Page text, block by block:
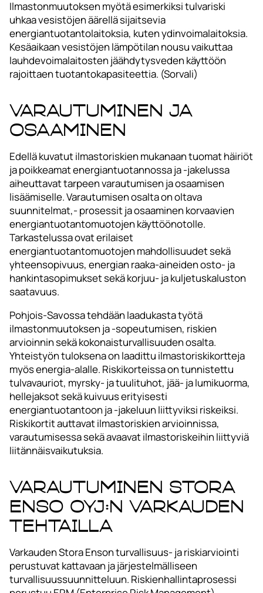
Ilmastonmuutoksen myötä esimerkiksi tulvariski
uhkaa vesistöjen äärellä sijaitsevia
energiantuotantolaitoksia, kuten ydinvoimalaitoksia.
Kesäaikaan vesistöjen lämpötilan nousu vaikuttaa
lauhdevoimalaitosten jäähdytysveden käyttöön
rajoittaen tuotantokapasiteettia. (Sorvali)
Varautuminen ja
osaaminen
Edellä kuvatut ilmastoriskien mukanaan tuomat häiriöt
ja poikkeamat energiantuotannossa ja -jakelussa
aiheuttavat tarpeen varautumisen ja osaamisen
lisäämiselle. Varautumisen osalta on oltava
suunnitelmat,- prosessit ja osaaminen korvaavien
energiantuotantomuotojen käyttöönotolle.
Tarkastelussa ovat erilaiset
energiantuotantomuotojen mahdollisuudet sekä
yhteensopivuus, energian raaka-aineiden osto- ja
hankintasopimukset sekä korjuu- ja kuljetuskaluston
saatavuus.
Pohjois-Savossa tehdään laadukasta työtä
ilmastonmuutoksen ja -sopeutumisen, riskien
arvioinnin sekä kokonaisturvallisuuden osalta.
Yhteistyön tuloksena on laadittu ilmastoriskikortteja
myös energia-alalle. Riskikorteissa on tunnistettu
tulvavauriot, myrsky- ja tuulituhot, jää- ja lumikuorma,
hellejaksot sekä kuivuus erityisesti
energiantuotantoon ja -jakeluun liittyviksi riskeiksi.
Riskikortit auttavat ilmastoriskien arvioinnissa,
varautumisessa sekä avaavat ilmastoriskeihin liittyviä
liitännäisvaikutuksia.
Varautuminen Stora
Enso Oyj:n Varkauden
tehtailla
Varkauden Stora Enson turvallisuus- ja riskiarviointi
perustuvat kattavaan ja järjestelmälliseen
turvallisuussuunnitteluun. Riskienhallintaprosessi